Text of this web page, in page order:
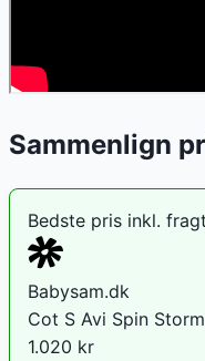
Sammenlign
Bedste pris inkl. fragt
Babysam.dk
Cot S Avi Spin
1.020 kr